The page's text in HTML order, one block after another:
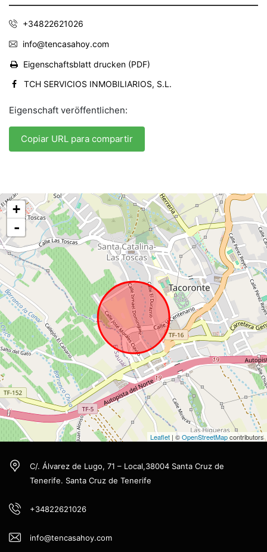
+34822621026
info@tencasahoy.com
Eigenschaftsblatt drucken (PDF)
TCH SERVICIOS INMOBILIARIOS, S.L.
Eigenschaft veröffentlichen:
Copiar URL para compartir
+
-
Leaflet | ©OpenStreetMapcontributors
C/. Álvarez de Lugo, 71 – Local,38004 Santa Cruz de
Tenerife. Santa Cruz de Tenerife
+34822621026
info@tencasahoy.com